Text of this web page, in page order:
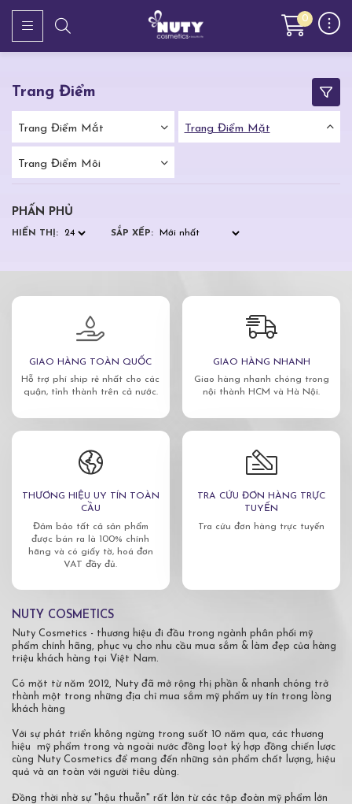
0
Trang Điểm
Trang Điểm Mắt Trang Điểm Mặt
Trang Điểm Môi
PHẤN PHỦ
HIỂN THỊ: SẮP XẾP:
GIAO HÀNG TOÀN QUỐC
Hỗ trợ phí ship rẻ nhất cho các
quận, tỉnh thành trên cả nước.
GIAO HÀNG NHANH
Giao hàng nhanh chóng trong
nội thành HCM và Hà Nội.
THƯƠNG HIỆU UY TÍN TOÀN
CẦU
Đảm bảo tất cả sản phẩm
được bán ra là 100% chính
hãng và có giấy tờ, hoá đơn
VAT đầy đủ.
TRA CỨU ĐƠN HÀNG TRỰC
TUYẾN
Tra cứu đơn hàng trực tuyến
NUTY COSMETICS
Nuty Cosmetics - thương hiệu đi đầu trong ngành phân phối mỹ
phẩm chính hãng, phục vụ cho nhu cầu mua sắm & làm đẹp của hàng
triệu khách hàng tại Việt Nam.
Có mặt từ năm 2012, Nuty đã mở rộng thị phần & nhanh chóng trở
thành một trong những địa chỉ mua sắm mỹ phẩm uy tín trong lòng
khách hàng
Với sự phát triển không ngừng trong suốt 10 năm qua, các thương
hiệu mỹ phẩm trong và ngoài nước đồng loạt ký hợp đồng chiến lược
cùng Nuty Cosmetics để mang đến những sản phẩm chất lượng, hiệu
quả và an toàn với người tiêu dùng.
Đồng thời nhờ sự "hậu thuẫn" rất lớn từ các tập đoàn mỹ phẩm lớn